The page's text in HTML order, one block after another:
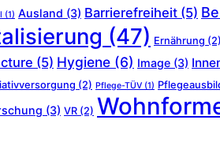
(1) Ausland (3) Barrierefreiheit (5)
(47) Ernährung (2)
(5) Hygiene (6) Image (3)
(2) Pflege-TÜV (1)
(3) VR (2)